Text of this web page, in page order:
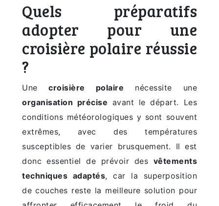
Quels préparatifs
adopter pour une
croisière polaire réussie
?
Unecroisière polaire nécessite une
organisation précise avant le départ. Les
conditions météorologiques y sont souvent
extrêmes, avec des températures
susceptibles de varier brusquement. Il est
donc essentiel de prévoir des vêtements
techniques adaptés, car la superposition
de couches reste la meilleure solution pour